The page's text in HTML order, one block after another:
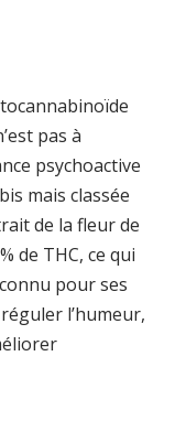
pas à
psychoactive
mais classée
de la fleur de
de THC, ce qui
pour ses
l’humeur,